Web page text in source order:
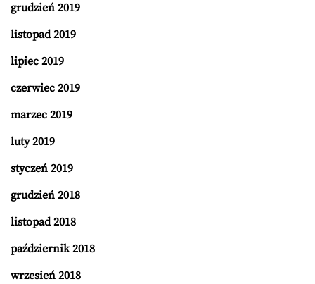
grudzień 2019
listopad 2019
lipiec 2019
czerwiec 2019
marzec 2019
luty 2019
styczeń 2019
grudzień 2018
listopad 2018
październik 2018
wrzesień 2018